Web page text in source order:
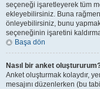
seçeneği işaretleyerek tüm
ekleyebilirsiniz. Buna
önleyebilirsiniz, bunu
seçeneğinin işaretini
Başa dön
Nasıl bir anket
Anket oluşturmak kolaydır,
mesajını düzenlerken (bu